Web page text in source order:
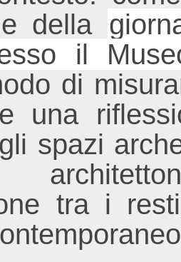
della
il
di
una
spazi
tra i